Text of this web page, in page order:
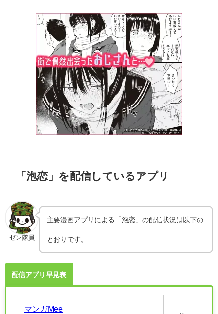
「泡恋」を配信しているアプリ
ゼン隊員
主要漫画アプリによる「泡恋」の配信状況は以下の
とおりです。
配信アプリ早見表
マンガMee